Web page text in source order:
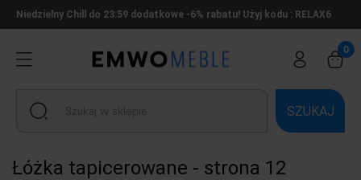
Niedzielny Chill do 23:59 dodatkowe -6% rabatu! Użyj kodu : RELAX6
SZUKAJ
Łóżka tapicerowane - strona 12